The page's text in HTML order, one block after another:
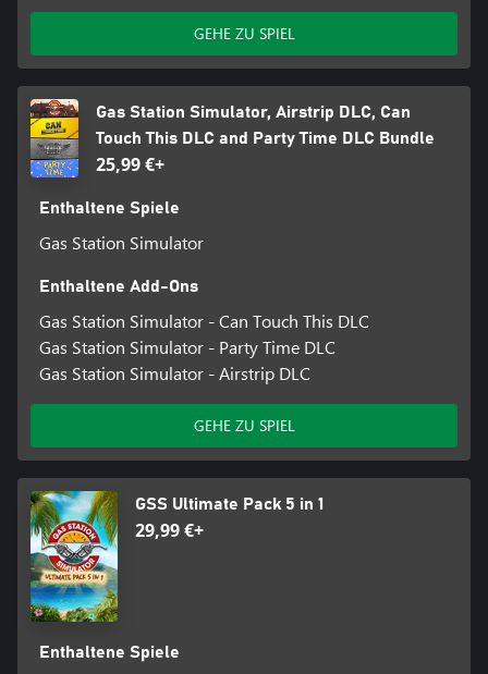
GEHE ZU SPIEL
Gas Station Simulator, Airstrip DLC, Can
Touch This DLC and Party Time DLC Bundle
25,99 €+
Enthaltene Spiele
Gas Station Simulator
Enthaltene Add-Ons
Gas Station Simulator - Can Touch This DLC
Gas Station Simulator - Party Time DLC
Gas Station Simulator - Airstrip DLC
GEHE ZU SPIEL
GSS Ultimate Pack 5 in 1
29,99 €+
Enthaltene Spiele